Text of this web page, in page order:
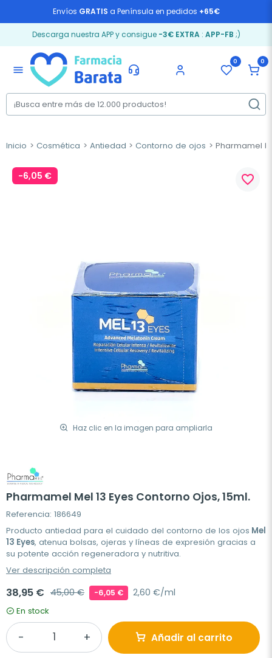
Envíos GRATIS a Península en pedidos +65€
Descarga nuestra APP y consigue -3€ EXTRA: APP-FB ;)
menu
0 0
Inicio Cosmética Antiedad Contorno de ojos Pharmamel
-6,05 €
Haz clic en la imagen para ampliarla
favorite_border
Pharmamel Mel 13 Eyes Contorno Ojos, 15ml.
Referencia: 186649
Producto antiedad para el cuidado del contorno de los ojos Mel
13 Eyes, atenua bolsas, ojeras y líneas de expresión gracias a
su potente acción regeneradora y nutritiva.
Ver descripción completa
38,95 € 45,00 € -6,05 € 2,60 €/ml
En stock
Añadir al carrito